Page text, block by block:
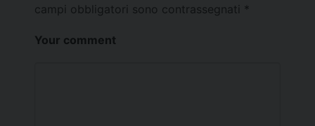
campi obbligatori sono contrassegnati *
Your comment